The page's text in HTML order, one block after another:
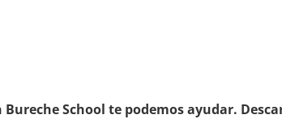
School te podemos ayudar.